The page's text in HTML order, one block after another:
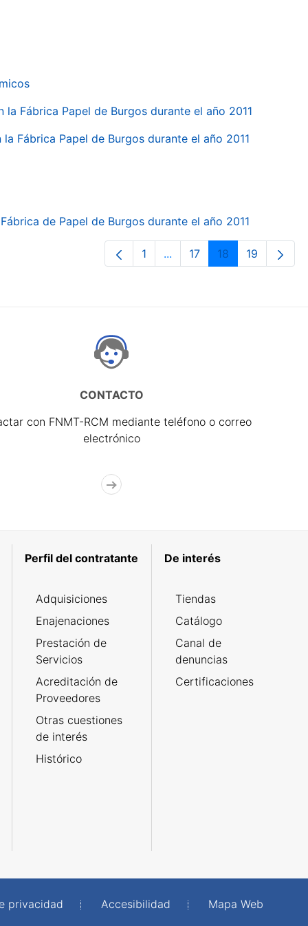
Fábrica Papel de Burgos durante el año 2011
Fábrica Papel de Burgos durante el año 2011
de Papel de Burgos durante el año 2011
Página
1 ...Páginas intermedias Use
Página
17 Página
18 Página
19
CONTACTO
con FNMT-RCM mediante teléfono o correo
electrónico
Perfil del contratante
Adquisiciones
Enajenaciones
Prestación de
Servicios
Acreditación de
Proveedores
Otras cuestiones
de interés
Histórico
De interés
Tiendas
Catálogo
Canal de
denuncias
Certificaciones
privacidad Accesibilidad
Mapa Web